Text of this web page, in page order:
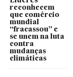
reconhecem
que comércio
mundial
“fracassou” e
se unem na luta
contra
mudanças
climáticas